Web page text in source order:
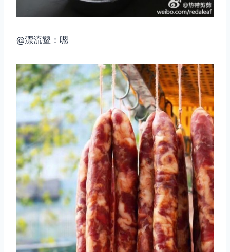
@漂流颦：嗯